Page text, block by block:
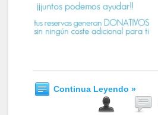
Continua Leyendo »